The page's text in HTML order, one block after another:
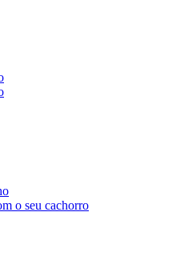
o seu cachorro